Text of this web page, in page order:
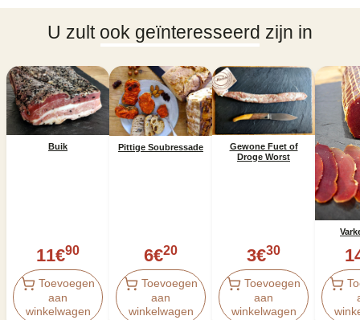
U zult ook geïnteresseerd zijn in
Buik
11€90
Toevoegen
aan
winkelwagen
Pittige Soubressade
6€20
Toevoegen
aan
winkelwagen
Gewone Fuet of
Droge Worst
3€30
Toevoegen
aan
winkelwagen